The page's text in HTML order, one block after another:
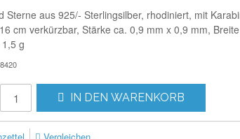
Sterne aus 925/- Sterlingsilber, rhodiniert, mit
cm verkürzbar, Stärke ca. 0,9 mm x 0,9 mm,
g
IN DEN WARENKORB